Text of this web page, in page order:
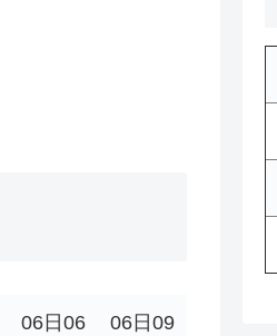
06日06
06日09